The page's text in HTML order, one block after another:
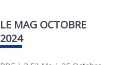
LE MAG OCTOBRE
2024